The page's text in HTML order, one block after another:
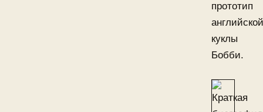
прототип
английской
куклы
Бобби.